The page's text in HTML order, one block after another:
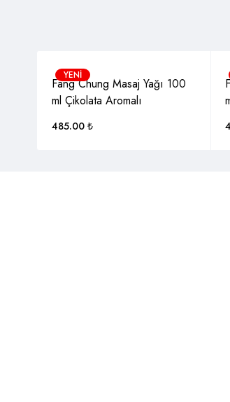
YENI
Fang Chung Masaj Yağı 100
ml Çikolata Aromalı
485.00 ₺